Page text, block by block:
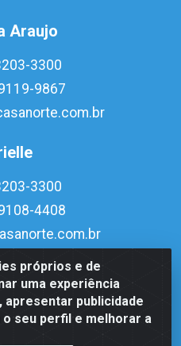
próprios e de
uma experiência
apresentar publicidade
seu perfil e melhorar a
Araujo
3300
9867
3300
4408
Mário Câmara, 1815 -
- CEP 59054-600 - CNPJ
0001-51